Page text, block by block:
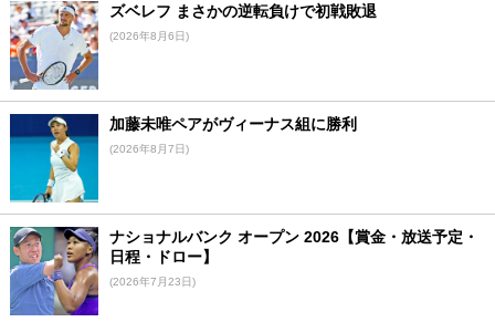
ズベレフ まさかの逆転負けで初戦敗退
(2026年8月6日)
加藤未唯ペアがヴィーナス組に勝利
(2026年8月7日)
ナショナルバンク オープン 2026【賞金・放送予定・
日程・ドロー】
(2026年7月23日)